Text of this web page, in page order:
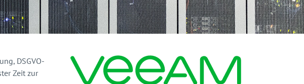
DSGVO-
Zeit zur